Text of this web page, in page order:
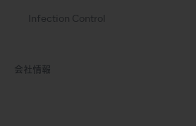
Infection Control
会社情報